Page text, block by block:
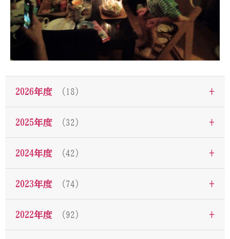
2026年度 （18） +
2025年度 （32） +
2024年度 （42） +
2023年度 （74） +
2022年度 （92） +